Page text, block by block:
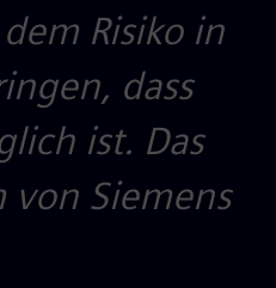
Risiko in
dass
ist. Das
von Siemens